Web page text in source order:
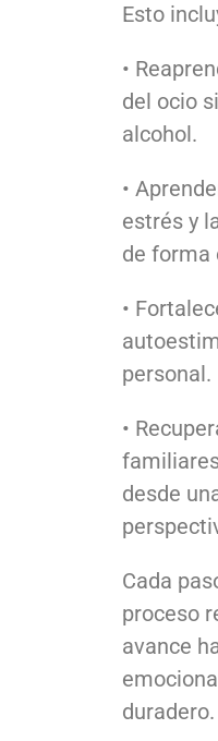
Esto
•
del ocio
alcohol.
•
estrés y
de forma
•
personal.
•
desde
Cada
proceso
avance
duradero.